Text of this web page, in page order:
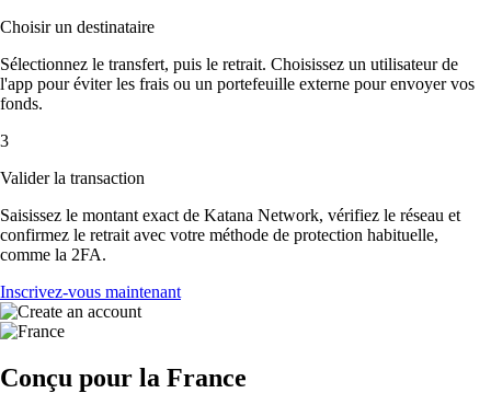
Choisir un destinataire
Sélectionnez le transfert, puis le retrait. Choisissez un utilisateur de
l'app pour éviter les frais ou un portefeuille externe pour envoyer vos
fonds.
3
Valider la transaction
Saisissez le montant exact de Katana Network, vérifiez le réseau et
confirmez le retrait avec votre méthode de protection habituelle,
comme la 2FA.
Inscrivez-vous maintenant
Conçu pour la France